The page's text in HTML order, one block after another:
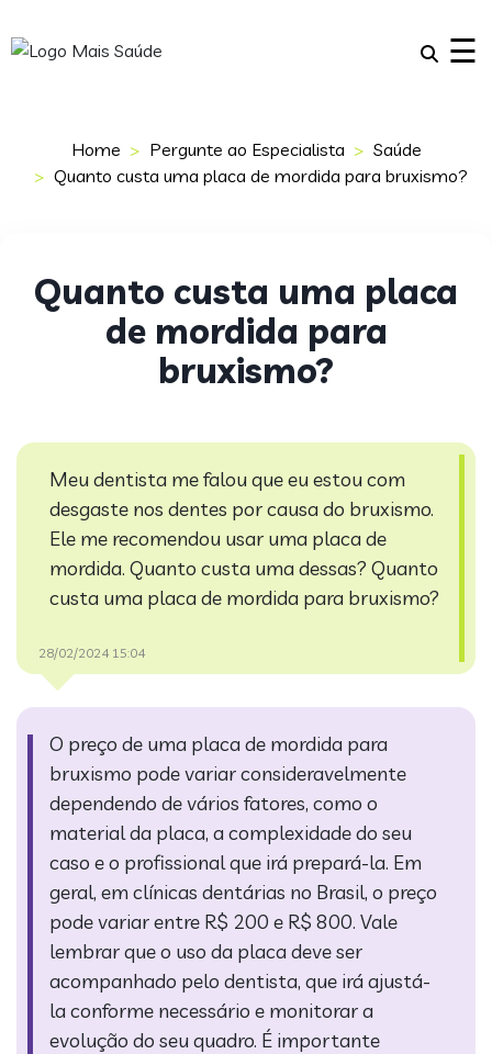
☰
Home Pergunte ao Especialista
Saúde
Quanto custa uma placa de mordida para bruxismo?
Quanto custa uma placa
de mordida para
bruxismo?
Meu dentista me falou que eu estou com
desgaste nos dentes por causa do bruxismo.
Ele me recomendou usar uma placa de
mordida. Quanto custa uma dessas? Quanto
custa uma placa de mordida para bruxismo?
28/02/2024 15:04
O preço de uma placa de mordida para
bruxismo pode variar consideravelmente
dependendo de vários fatores, como o
material da placa, a complexidade do seu
caso e o profissional que irá prepará-la. Em
geral, em clínicas dentárias no Brasil, o preço
pode variar entre R$ 200 e R$ 800. Vale
lembrar que o uso da placa deve ser
acompanhado pelo dentista, que irá ajustá-
la conforme necessário e monitorar a
evolução do seu quadro. É importante